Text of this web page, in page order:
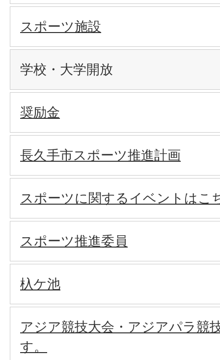
スポーツ施設
学校・大学開放
奨励金
長久手市スポーツ推進計画
スポーツに関するイベントはこ
スポーツ推進委員
杁ケ池
アジア競技大会・アジアパラ競
す。